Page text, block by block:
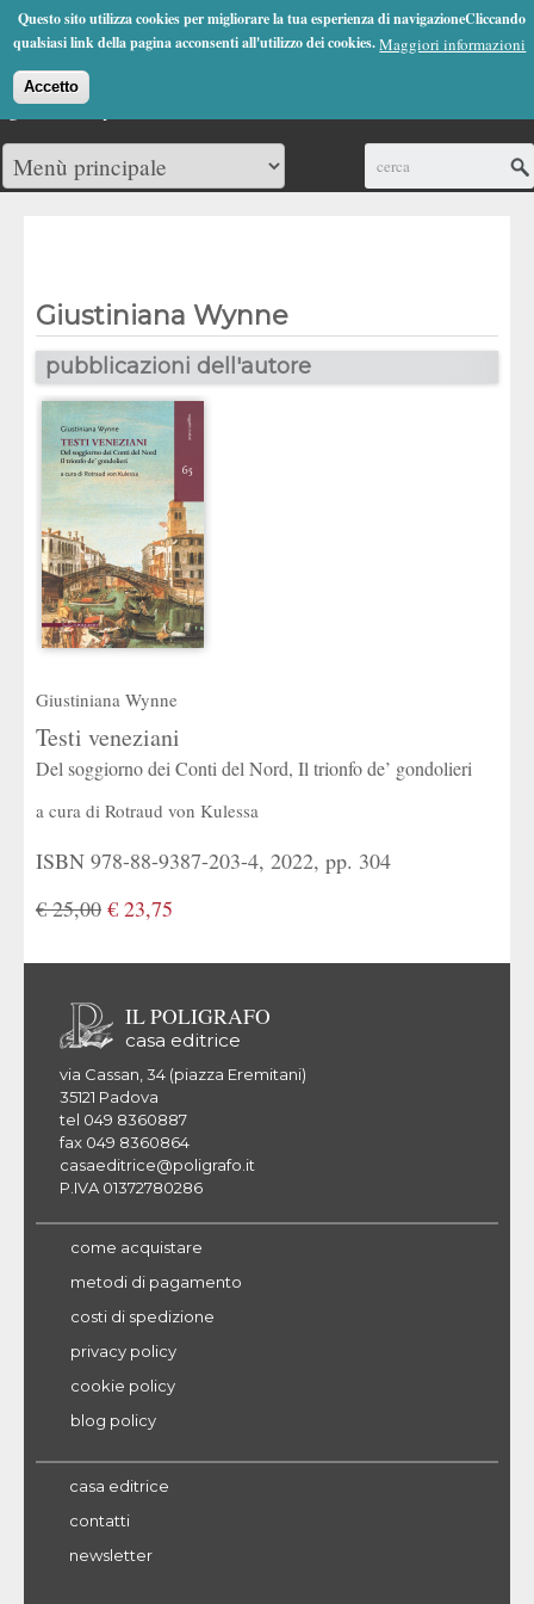
Questo sito utilizza cookies per migliorare la tua esperienza di navigazioneCliccando
qualsiasi link della pagina acconsenti all'utilizzo dei cookies.Maggiori informazioni
Accetto
Jump to Navigation
(0)
Giustiniana Wynne
pubblicazioni dell'autore
Giustiniana Wynne
Testi veneziani
Del soggiorno dei Conti del Nord, Il trionfo de’ gondolieri
a cura di Rotraud von Kulessa
ISBN 978-88-9387-203-4, 2022, pp. 304
€ 25,00 € 23,75
IL POLIGRAFO
casa editrice
via Cassan, 34 (piazza Eremitani)
35121 Padova
tel 049 8360887
fax 049 8360864
casaeditrice@poligrafo.it
P.IVA 01372780286
come acquistare
metodi di pagamento
costi di spedizione
privacy policy
cookie policy
blog policy
casa editrice
contatti
newsletter